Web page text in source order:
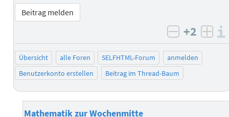
Beitrag melden
negativ
+2
Übersicht alle Foren SELFHTML-Forum
anmelden
Benutzerkonto erstellen
Beitrag im Thread-Baum
Mathematik zur Wochenmitte